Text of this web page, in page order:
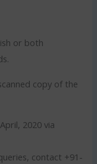
or both
copy of the
2020 via
contact +91-